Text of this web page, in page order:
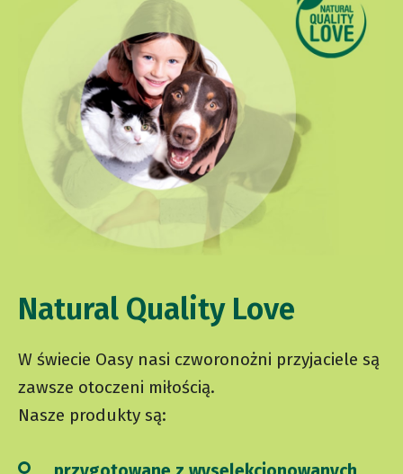
Natural Quality Love
W świecie Oasy nasi czworonożni przyjaciele są
zawsze otoczeni miłością.
Nasze produkty są: